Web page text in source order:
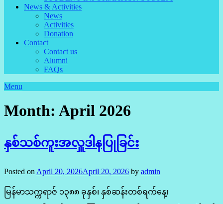
News & Activities
News
Activities
Donation
Contact
Contact us
Alumni
FAQs
Menu
Month: April 2026
နှစ်သစ်ကူးအလှူဒါနပြုခြင်း
Posted on April 20, 2026April 20, 2026 by admin
မြန်မာသက္ကရာဇ် ၁၃၈၈ ခုနှစ်၊ နှစ်ဆန်းတစ်ရက်နေ့၊